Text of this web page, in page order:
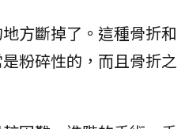
方斷掉了。這種骨折和
粉碎性的，而且骨折之